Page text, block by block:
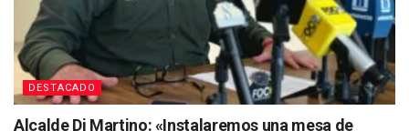
DESTACADO
Alcalde Di Martino: «Instalaremos una mesa de